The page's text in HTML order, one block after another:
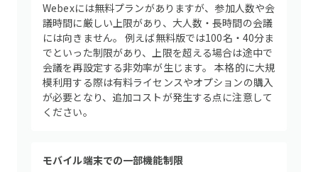
Webexには無料プランがありますが、参加人数や会
議時間に厳しい上限があり、大人数・長時間の会議
には向きません。 例えば無料版では100名・40分ま
でといった制限があり、上限を超える場合は途中で
会議を再設定する非効率が生じます。 本格的に大規
模利用する際は有料ライセンスやオプションの購入
が必要となり、追加コストが発生する点に注意して
ください。
モバイル端末での一部機能制限